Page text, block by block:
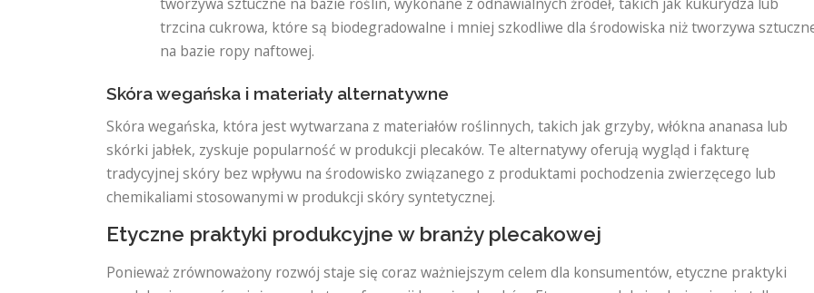
trzcina cukrowa, które są biodegradowalne i mniej szkodliwe dla środowiska niż tworzywa
na bazie ropy naftowej.
Skóra wegańska i materiały alternatywne
Skóra wegańska, która jest wytwarzana z materiałów roślinnych, takich jak grzyby, włókna ananasa lub
skórki jabłek, zyskuje popularność w produkcji plecaków. Te alternatywy oferują wygląd i fakturę
tradycyjnej skóry bez wpływu na środowisko związanego z produktami pochodzenia zwierzęcego lub
chemikaliami stosowanymi w produkcji skóry syntetycznej.
Etyczne praktyki produkcyjne w branży plecakowej
Ponieważ zrównoważony rozwój staje się coraz ważniejszym celem dla konsumentów, etyczne praktyki